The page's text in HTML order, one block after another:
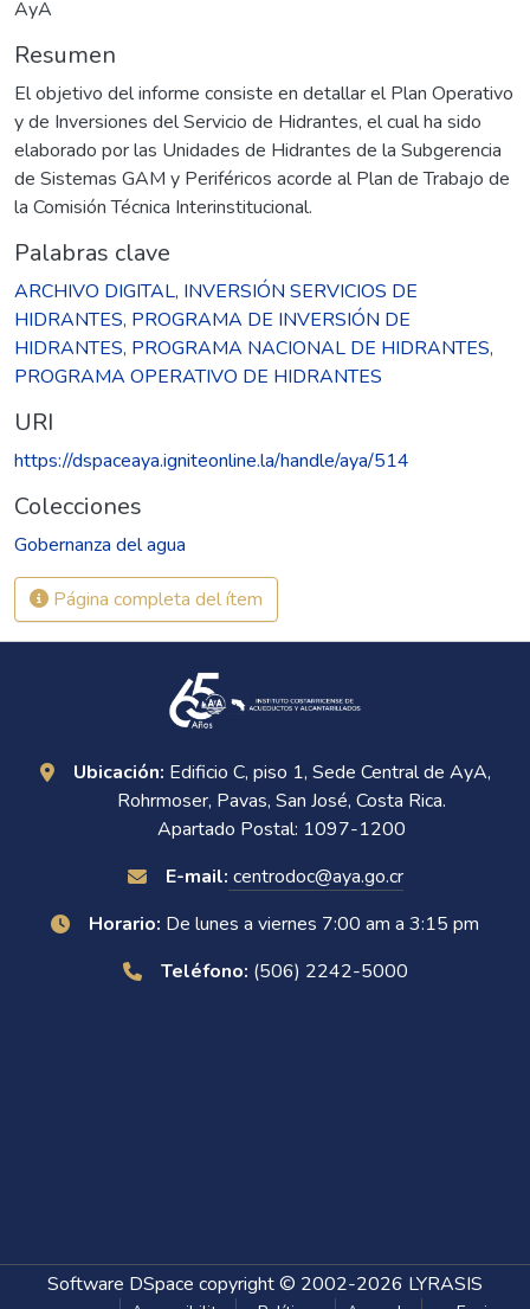
AyA
Resumen
El objetivo del informe consiste en detallar el Plan Operativo
y de Inversiones del Servicio de Hidrantes, el cual ha sido
elaborado por las Unidades de Hidrantes de la Subgerencia
de Sistemas GAM y Periféricos acorde al Plan de Trabajo de
la Comisión Técnica Interinstitucional.
Palabras clave
ARCHIVO DIGITAL, INVERSIÓN SERVICIOS DE
HIDRANTES, PROGRAMA DE INVERSIÓN DE
HIDRANTES, PROGRAMA NACIONAL DE HIDRANTES,
PROGRAMA OPERATIVO DE HIDRANTES
URI
https://dspaceaya.igniteonline.la/handle/aya/514
Colecciones
Gobernanza del agua
Página completa del ítem
Ubicación: Edificio C, piso 1, Sede Central de AyA,
Rohrmoser, Pavas, San José, Costa Rica.
Apartado Postal: 1097-1200
E-mail: centrodoc@aya.go.cr
Horario: De lunes a viernes 7:00 am a 3:15 pm
Teléfono: (506) 2242-5000
Software DSpace copyright © 2002-2026 LYRASIS